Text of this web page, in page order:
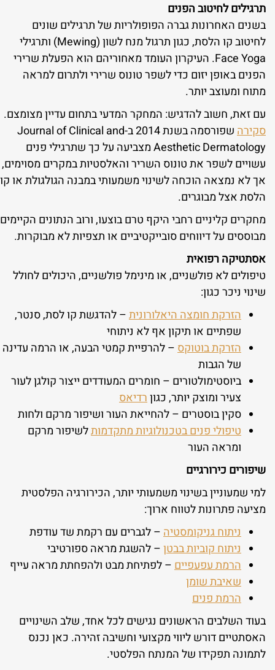
תרגילים לחיטוב הפנים
בשנים האחרונות גברה הפופולריות של תרגילים שונים
לחיטוב קו הלסת, כגון תרגול מנח לשון (Mewing) ותרגילי
Face Yoga. העיקרון העומד מאחוריהם הוא הפעלת שרירי
הפנים באופן יזום כדי לשפר טונוס שרירי ולתרום למראה
מתוח ומעוצב יותר.
עם זאת, חשוב להדגיש: המחקר המדעי בתחום עדיין מצומצם.
סקירה
שפורסמה בשנת 2014 ב-Journal of Clinical and
Aesthetic Dermatology מצביעה על כך שתרגילי פנים
עשויים לשפר את טונוס השריר והאלסטיות במקרים מסוימים,
אך לא נמצאה הוכחה לשינוי משמעותי במבנה הגולגולת או קו
הלסת אצל מבוגרים.
מחקרים קליניים רחבי היקף טרם בוצעו, ורוב הנתונים הקיימים
מבוססים על דיווחים סובייקטיביים או תצפיות לא מבוקרות.
אסתטיקה רפואית
טיפולים לא פולשניים, או מינימל פולשניים, היכולים לחולל
שינוי ניכר כגון:
הזרקת חומצה היאלורונית– להדגשת קו לסת, סנטר,
שפתיים או תיקון אף לא ניתוחי
הזרקת בוטוקס– להרפיית קמטי הבעה, או הרמה עדינה
של הגבות
ביוסטימולטורים – חומרים המעודדים ייצור קולגן לעור
צעיר ומוצק יותר, כגוןרדיאס
סקין בוסטרים – להחייאת העור ושיפור מרקם ולחות
טיפולי פנים בטכנולוגיות מתקדמותלשיפור מרקם
ומראה העור
שיפורים כירורגיים
למי שמעוניין בשינוי משמעותי יותר, הכירורגיה הפלסטית
מציעה פתרונות לטווח ארוך:
ניתוח גניקומסטיה– לגברים עם רקמת שד עודפת
ניתוח קוביות בבטן– להשגת מראה ספורטיבי
הרמת עפעפיים– לפתיחת מבט ולהפחתת מראה עייף
שאיבת שומן
הרמת פנים
בעוד השלבים הראשונים נגישים לכל אחד, שלב השינויים
האסתטיים דורש ליווי מקצועי וחשיבה זהירה. כאן נכנס
לתמונה תפקידו של המנתח הפלסטי.